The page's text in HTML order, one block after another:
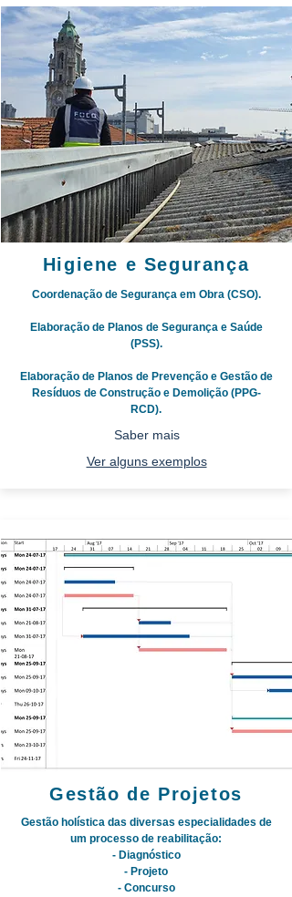
Higiene e Segurança
Coordenação de Segurança em Obra (CSO).
Elaboração de Planos de Segurança e Saúde
(PSS).
Elaboração de Planos de Prevenção e Gestão de
Resíduos de Construção e Demolição (PPG-
RCD).
Saber mais
Ver alguns exemplos
Gestão de Projetos
Gestão holística das diversas especialidades de
um processo de reabilitação:
- Diagnóstico
- Projeto
- Concurso